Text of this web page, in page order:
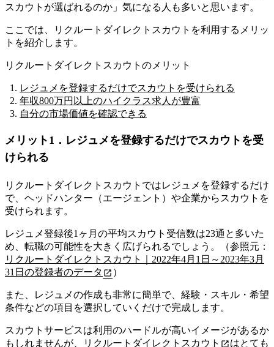
スカウトが選ばれるのか」気になる人も多いと思います。
ここでは、リクルートダイレクトスカウトを利用するメリッ
トを紹介します。
リクルートダイレクトスカウトのメリット
レジュメを登録するだけでスカウトを受けられる
年収800万円以上のハイクラス求人が豊富
自分の市場価値を確認できる
メリット1．レジュメを登録するだけでスカウトを受
けられる
リクルートダイレクトスカウトではレジュメを登録するだけ
で、ヘッドハンター（エージェント）や企業からスカウトを
受けられます。
レジュメ登録後1ヶ月の平均スカウト受信数は23通 と多いた
め、転職の可能性を大きく広げられるでしょう。（参照元：
リクルートダイレクトスカウト｜2022年4月1日～2023年3月
31日の登録者のデータ
）
また、レジュメの作成も非常に簡単で、経験・スキル・希望
条件などの項目を選択していくだけで完成します。
スカウトサービスは利用のハードルが高いイメージがあるか
もしれませんが、
リクルートダイレクトスカウト
はとても